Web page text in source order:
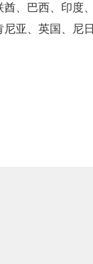
、巴西、印度、
亚、英国、尼日